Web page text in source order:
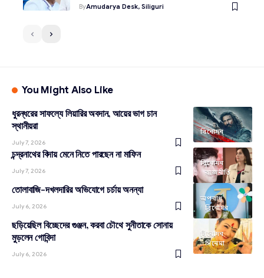
ByAmudarya Desk, Siliguri
You Might Also Like
বিনোদন
ধুরন্ধরের সাফল্যে লিয়ারির অবদান, আয়ের ভাগ চান
স্থানীয়রা
July 7, 2026
বিনোদন
রাজনীতি
চন্দ্রনাথের বিদায় মেনে নিতে পারছেন না মাফিন
July 7, 2026
অপরাধ
বিনোদন
তোলাবাজি-দখলদারির অভিযোগে চর্চায় অনন্যা
July 6, 2026
বিনোদন
সিনেমা
ছড়িয়েছিল বিচ্ছেদের গুঞ্জন, করবা চৌথে সুনীতাকে সোনায়
মুড়লেন গোবিন্দা
July 6, 2026